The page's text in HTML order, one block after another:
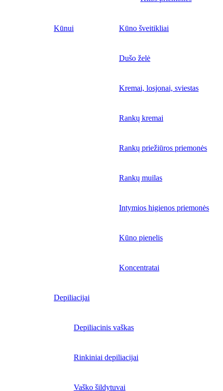
Kūnui Kūno šveitikliai
Dušo želė
Kremai, losjonai, sviestas
Rankų kremai
Rankų priežiūros priemonės
Rankų muilas
Intymios higienos priemonės
Kūno pienelis
Koncentratai
Depiliacijai
Depiliacinis vaškas
Rinkiniai depiliacijai
Vaško šildytuvai